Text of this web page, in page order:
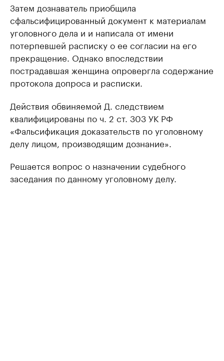
Затем дознаватель приобщила
сфальсифицированный документ к материалам
уголовного дела и и написала от имени
потерпевшей расписку о ее согласии на его
прекращение. Однако впоследствии
пострадавшая женщина опровергла содержание
протокола допроса и расписки.
Действия обвиняемой Д. следствием
квалифицированы по ч. 2 ст. 303 УК РФ
«Фальсификация доказательств по уголовному
делу лицом, производящим дознание».
Решается вопрос о назначении судебного
заседания по данному уголовному делу.